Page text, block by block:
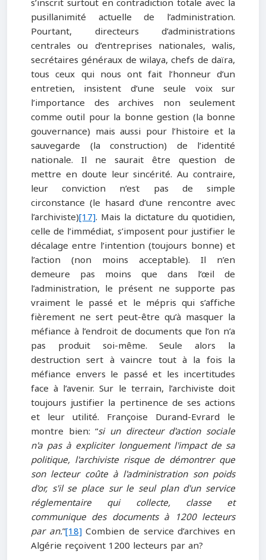
pusillanimité actuelle de l’administration.
Pourtant, directeurs d’administrations
centrales ou d’entreprises nationales, walis,
secrétaires généraux de wilaya, chefs de daïra,
tous ceux qui nous ont fait l’honneur d’un
entretien, insistent d’une seule voix sur
l’importance des archives non seulement
comme outil pour la bonne gestion (la bonne
gouvernance) mais aussi pour l’histoire et la
sauvegarde (la construction) de l’identité
nationale. Il ne saurait être question de
mettre en doute leur sincérité. Au contraire,
leur conviction n’est pas de simple
circonstance (le hasard d’une rencontre avec
l’archiviste)[17]. Mais la dictature du quotidien,
celle de l’immédiat, s’imposent pour justifier le
décalage entre l’intention (toujours bonne) et
l’action (non moins acceptable). Il n’en
demeure pas moins que dans l’œil de
l’administration, le présent ne supporte pas
vraiment le passé et le mépris qui s’affiche
fièrement ne sert peut-être qu’à masquer la
méfiance à l’endroit de documents que l’on n’a
pas produit soi-même. Seule alors la
destruction sert à vaincre tout à la fois la
méfiance envers le passé et les incertitudes
face à l’avenir. Sur le terrain, l’archiviste doit
toujours justifier la pertinence de ses actions
et leur utilité. Françoise Durand-Evrard le
montre bien: “si un directeur d'action sociale
n'a pas à expliciter lon­guement l'impact de sa
politique, l'archiviste risque de démontrer que
son lecteur coûte à l'administration son poids
d'or, s'il se place sur le seul plan d'un service
régle­mentaire qui collecte, classe et
communique des documents à 1200 lecteurs
par an.”[18]Combien de service d’archives en
Algérie reçoivent 1200 lecteurs par an?